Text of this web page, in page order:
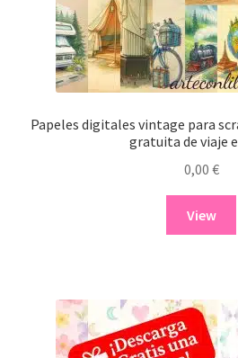
Papeles digitales vintage para
gratuita de viaje
0,00 €
View